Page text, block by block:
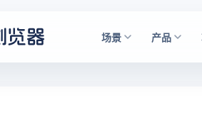
场景 产品